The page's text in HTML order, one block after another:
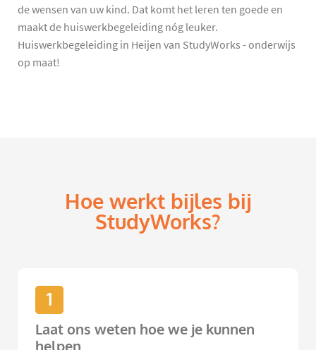
de wensen van uw kind. Dat komt het leren ten goede en
maakt de huiswerkbegeleiding nóg leuker.
Huiswerkbegeleiding in Heijen van StudyWorks - onderwijs
op maat!
Hoe werkt bijles bij
StudyWorks?
1
Laat ons weten hoe we je kunnen